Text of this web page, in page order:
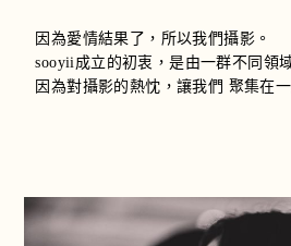
因為愛情結果了，所以我們攝影。
sooyii成立的初衷，是由一群不同領
因為對攝影的熱忱，讓我們 聚集在一